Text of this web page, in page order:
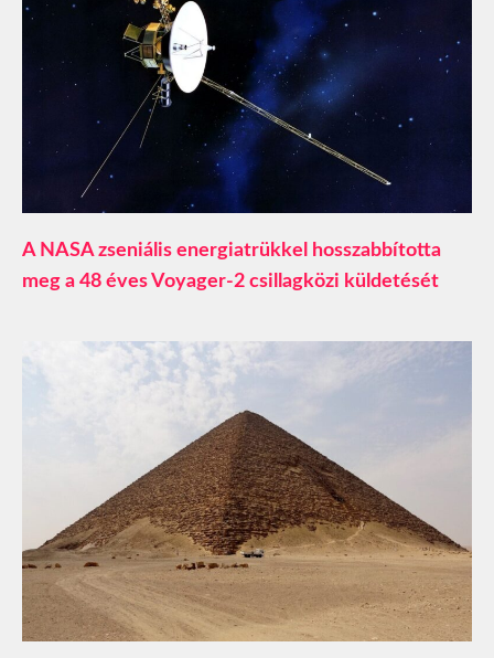
A NASA zseniális energiatrükkel hosszabbította
meg a 48 éves Voyager-2 csillagközi küldetését